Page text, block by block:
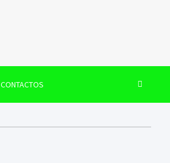
CONTACTOS